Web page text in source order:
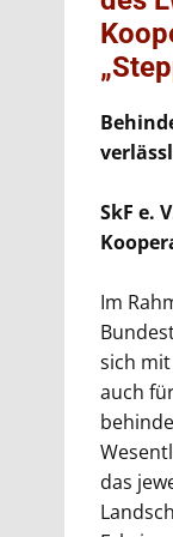
SkF e.
Im
sich mit
auch
das